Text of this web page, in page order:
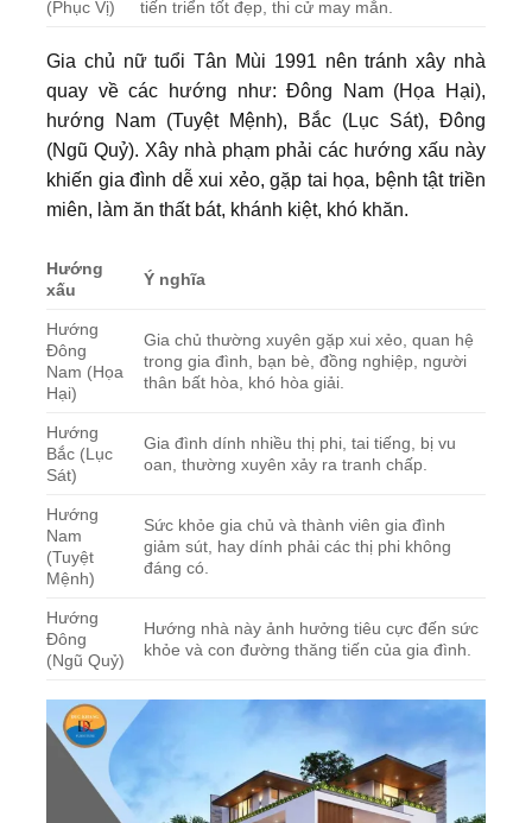
(Phục Vị)
tiến triển tốt đẹp, thi cử may mắn.
Gia chủ nữ tuổi Tân Mùi 1991 nên tránh xây nhà
quay về các hướng như: Đông Nam (Họa Hại),
hướng Nam (Tuyệt Mệnh), Bắc (Lục Sát), Đông
(Ngũ Quỷ). Xây nhà phạm phải các hướng xấu này
khiến gia đình dễ xui xẻo, gặp tai họa, bệnh tật triền
miên, làm ăn thất bát, khánh kiệt, khó khăn.
Hướng
xấu
Ý nghĩa
Hướng
Đông
Nam (Họa
Hại)
Gia chủ thường xuyên gặp xui xẻo, quan hệ
trong gia đình, bạn bè, đồng nghiệp, người
thân bất hòa, khó hòa giải.
Hướng
Bắc (Lục
Sát)
Gia đình dính nhiều thị phi, tai tiếng, bị vu
oan, thường xuyên xảy ra tranh chấp.
Hướng
Nam
(Tuyệt
Mệnh)
Sức khỏe gia chủ và thành viên gia đình
giảm sút, hay dính phải các thị phi không
đáng có.
Hướng
Đông
(Ngũ Quỷ)
Hướng nhà này ảnh hưởng tiêu cực đến sức
khỏe và con đường thăng tiến của gia đình.